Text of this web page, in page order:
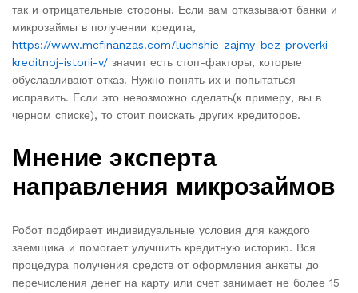
так и отрицательные стороны. Если вам отказывают банки и
микрозаймы в получении кредита,
https://www.mcfinanzas.com/luchshie-zajmy-bez-proverki-
kreditnoj-istorii-v/ значит есть стоп-факторы, которые
обуславливают отказ. Нужно понять их и попытаться
исправить. Если это невозможно сделать(к примеру, вы в
черном списке), то стоит поискать других кредиторов.
Мнение эксперта
направления микрозаймов
Робот подбирает индивидуальные условия для каждого
заемщика и помогает улучшить кредитную историю. Вся
процедура получения средств от оформления анкеты до
перечисления денег на карту или счет занимает не более 15